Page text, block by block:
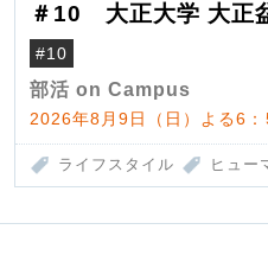
＃10 大正大学 大正
#10
部活 on Campus
2026年8月9日（日）よる6
ライフスタイル ヒュー